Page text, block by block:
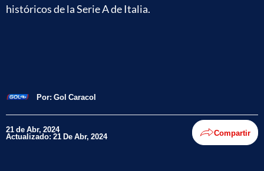
históricos de la Serie A de Italia.
Por: Gol Caracol
21 de Abr, 2024
Actualizado: 21 De Abr, 2024 Compartir